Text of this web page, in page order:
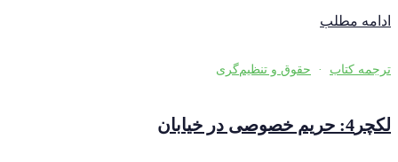
ادامه مطلب
ترجمه کتاب · حقوق و تنظیم‌گری
لکچر4: حریم خصوصی در خیابان